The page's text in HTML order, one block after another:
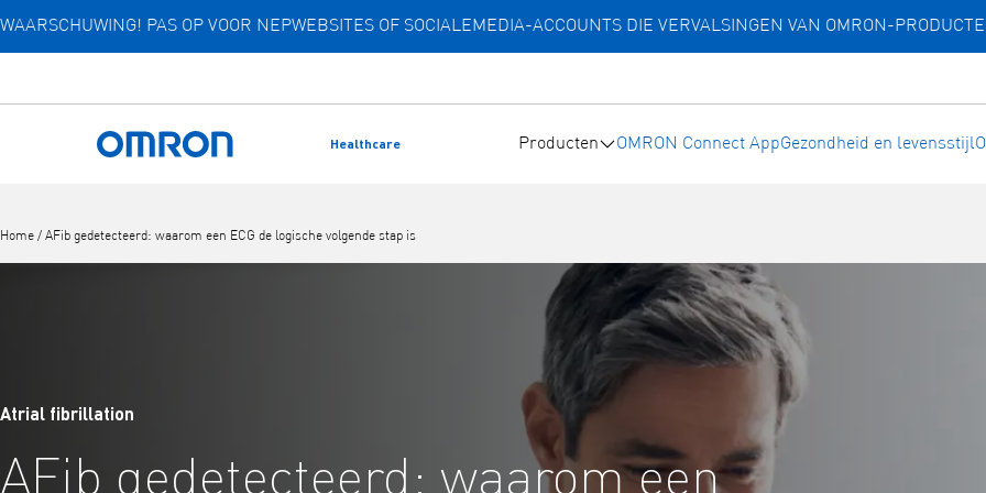
Overslaan
hoofdinhoud
WAARSCHUWING! PAS OP VOOR NEPWEBSITES OF SOCIALEMEDIA-ACCOUNTS DIE VERVALSINGEN VAN OMRON-
Terug naar home
Healthcare Producten OMRON Connect AppGezondheid en levensstijl
Home / AFib gedetecteerd: waarom een ECG de logische volgende stap is
Atrial fibrillation
AFib gedetecteerd: waarom een